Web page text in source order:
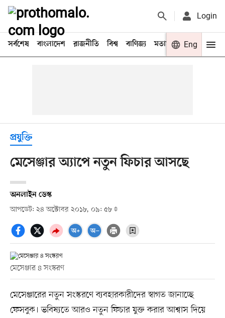
Login
সর্বশেষ বাংলাদেশ রাজনীতি বিশ্ব বাণিজ্য মতামত খেলা
Eng
প্রযুক্তি
মেসেঞ্জার অ্যাপে নতুন ফিচার আসছে
অনলাইন ডেস্ক
আপডেট: ২৪ অক্টোবর ২০১৮, ০৯: ৫৮
মেসেঞ্জার ৪ সংস্করণ
মেসেঞ্জারের নতুন সংস্করণে ব্যবহারকারীদের স্বাগত জানাচ্ছে
ফেসবুক। ভবিষ্যতে আরও নতুন ফিচার যুক্ত করার আশ্বাস দিয়ে